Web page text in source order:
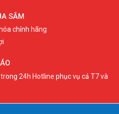
SẮM
chính hãng
24h Hotline phục vụ cả T7 và